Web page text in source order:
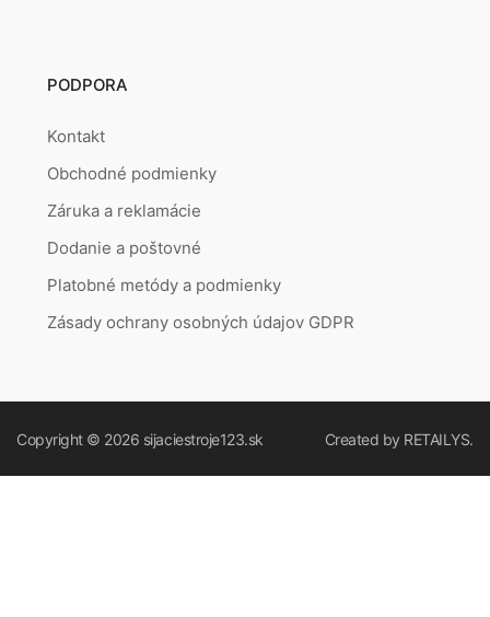
PODPORA
Kontakt
Obchodné podmienky
Záruka a reklamácie
Dodanie a poštovné
Platobné metódy a podmienky
Zásady ochrany osobných údajov GDPR
Copyright © 2026 sijaciestroje123.sk Created by RETAILYS.